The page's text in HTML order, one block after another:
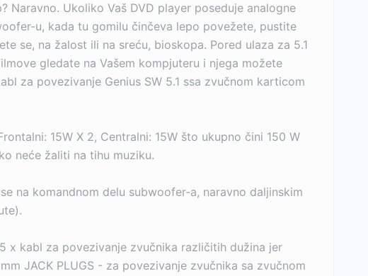
Ukoliko Vaš DVD player poseduje analogne
u, kada tu gomilu činčeva lepo povežete, pustite
se, na žalost ili na sreću, bioskopa. Pored ulaza za 5.1
gledate na Vašem kompjuteru i njega možete
za povezivanje Genius SW 5.1 ssa zvučnom karticom
15W X 2, Centralni: 15W što ukupno čini 150 W
neće žaliti na tihu muziku.
na komandnom delu subwoofer-a, naravno daljinskim
x kabl za povezivanje zvučnika različitih dužina jer
JACK PLUGS - za povezivanje zvučnika sa zvučnom